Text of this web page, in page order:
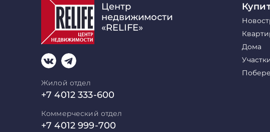
Центр
недвижимости
«RELIFE»
Жилой отдел
+7 4012 333-600
Коммерческий отдел
+7 4012 999-700
Дома